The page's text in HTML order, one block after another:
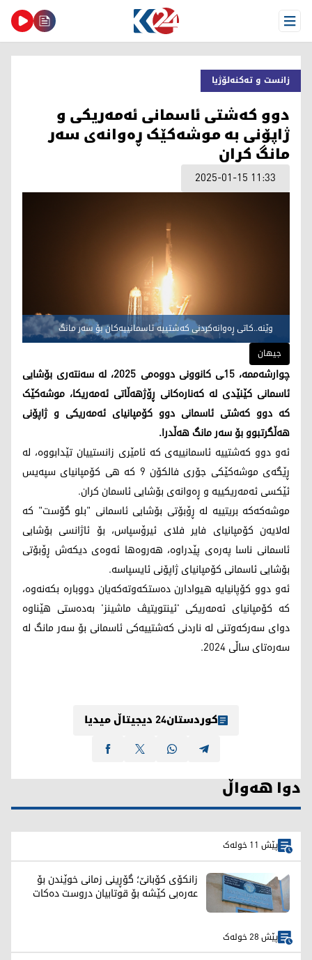
Open Menu
زانست و تەکنەلۆژیا
دوو کەشتی ئاسمانی ئەمەریکی و
ژاپۆنی بە موشەکێک ڕەوانەی سەر
مانگ کران
2025-01-15 11:33
وێنە..کاتی ڕەوانەکردنی کەشتییە ئاسمانییەکان بۆ سەر مانگ
جیهان
چوارشەممە، 15ـی کانوونی دووەمی 2025، لە سەنتەری بۆشایی
ئاسمانی کێنێدی لە کەنارەکانی ڕۆژهەڵاتی ئەمەریکا، موشەکێک
کە دوو کەشتی ئاسمانی دوو کۆمپانیای ئەمەریکی و ژاپۆنی
هەڵگرتبوو بۆ سەر مانگ هەڵدرا.
ئەو دوو کەشتییە ئاسمانییەی کە ئامێری زانستییان تێدابووە، لە
ڕێگەی موشەکێکی جۆری فالکۆن 9 کە هی کۆمپانیای سپەیس
ئێکسی ئەمەریکییە و ڕەوانەی بۆشایی ئاسمان کران.
موشەکەکە بریتییە لە ڕۆبۆتی بۆشایی ئاسمانی "بلو گۆست" کە
لەلایەن کۆمپانیای فایر فلای ئیرۆسپاس، بۆ ئاژانسی بۆشایی
ئاسمانی ناسا پەرەی پێدراوە، هەروەها ئەوەی دیکەش ڕۆبۆتی
بۆشایی ئاسمانی کۆمپانیای ژاپۆنی ئایسپاسە.
ئەو دوو کۆپانیایە هیوادارن دەستکەوتەکەیان دووبارە بکەنەوە،
کە کۆمپانیای ئەمەریکی 'ئینتویتیڤ ماشینز' بەدەستی هێناوە
دوای سەرکەوتنی لە ناردنی کەشتییەکی ئاسمانی بۆ سەر مانگ لە
سەرەتای ساڵی 2024.
کوردستان24 دیجیتاڵ میدیا
دوا هەواڵ
پێش 11 خولەک
زانکۆی کۆبانێ؛ گۆڕینی زمانی خوێندن بۆ
عەرەبی کێشە بۆ قوتابیان دروست دەکات
پێش 28 خولەک